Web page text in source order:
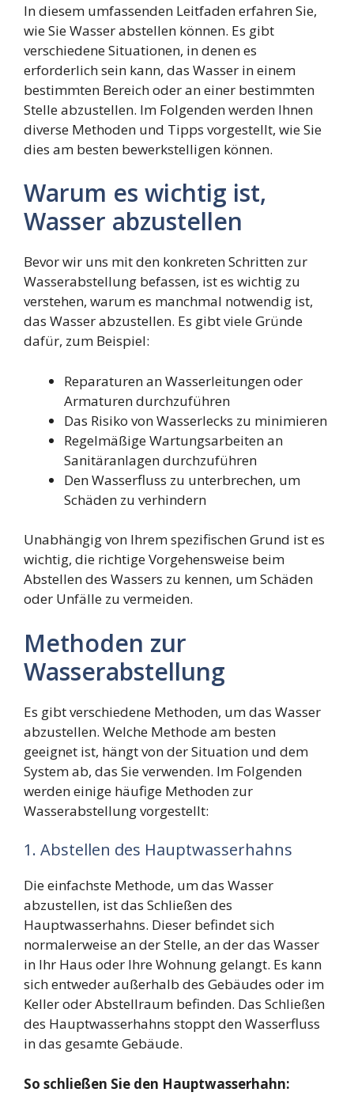
In diesem umfassenden Leitfaden erfahren Sie,
wie Sie Wasser abstellen können. Es gibt
verschiedene Situationen, in denen es
erforderlich sein kann, das Wasser in einem
bestimmten Bereich oder an einer bestimmten
Stelle abzustellen. Im Folgenden werden Ihnen
diverse Methoden und Tipps vorgestellt, wie Sie
dies am besten bewerkstelligen können.
Warum es wichtig ist,
Wasser abzustellen
Bevor wir uns mit den konkreten Schritten zur
Wasserabstellung befassen, ist es wichtig zu
verstehen, warum es manchmal notwendig ist,
das Wasser abzustellen. Es gibt viele Gründe
dafür, zum Beispiel:
Reparaturen an Wasserleitungen oder
Armaturen durchzuführen
Das Risiko von Wasserlecks zu minimieren
Regelmäßige Wartungsarbeiten an
Sanitäranlagen durchzuführen
Den Wasserfluss zu unterbrechen, um
Schäden zu verhindern
Unabhängig von Ihrem spezifischen Grund ist es
wichtig, die richtige Vorgehensweise beim
Abstellen des Wassers zu kennen, um Schäden
oder Unfälle zu vermeiden.
Methoden zur
Wasserabstellung
Es gibt verschiedene Methoden, um das Wasser
abzustellen. Welche Methode am besten
geeignet ist, hängt von der Situation und dem
System ab, das Sie verwenden. Im Folgenden
werden einige häufige Methoden zur
Wasserabstellung vorgestellt:
1. Abstellen des Hauptwasserhahns
Die einfachste Methode, um das Wasser
abzustellen, ist das Schließen des
Hauptwasserhahns. Dieser befindet sich
normalerweise an der Stelle, an der das Wasser
in Ihr Haus oder Ihre Wohnung gelangt. Es kann
sich entweder außerhalb des Gebäudes oder im
Keller oder Abstellraum befinden. Das Schließen
des Hauptwasserhahns stoppt den Wasserfluss
in das gesamte Gebäude.
So schließen Sie den Hauptwasserhahn: